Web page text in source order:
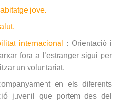
jove.
internacional
: Orientació i
fora a l’estranger sigui per
un voluntariat.
en els diferents
juvenil que portem des del